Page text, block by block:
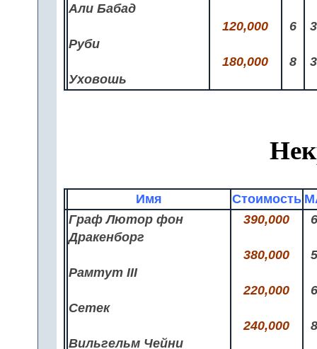
Али Бабад
Руби
Уховошь
120,000
180,000
6
8
3
3
Имя Стоимость
Граф Лютор фон
Дракенборг
Рамтут III
Сетек
Вильгельм Чейни
390,000
380,000
220,000
240,000
6
5
6
8